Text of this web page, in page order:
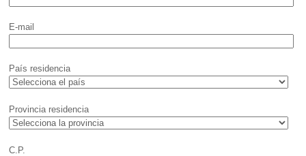
E-mail
País residencia
Provincia residencia
C.P.